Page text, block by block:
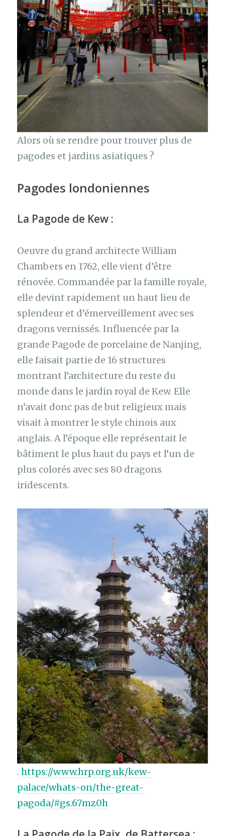
Alors où se rendre pour trouver plus de
pagodes et jardins asiatiques ?
Pagodes londoniennes
La Pagode de Kew :
Oeuvre du grand architecte William
Chambers en 1762, elle vient d’être
rénovée. Commandée par la famille royale,
elle devint rapidement un haut lieu de
splendeur et d’émerveillement avec ses
dragons vernissés. Influencée par la
grande Pagode de porcelaine de Nanjing,
elle faisait partie de 16 structures
montrant l’architecture du reste du
monde dans le jardin royal de Kew. Elle
n’avait donc pas de but religieux mais
visait à montrer le style chinois aux
anglais. A l’époque elle représentait le
bâtiment le plus haut du pays et l’un de
plus colorés avec ses 80 dragons
iridescents.
.https://www.hrp.org.uk/kew-
palace/whats-on/the-great-
pagoda/#gs.67mz0h